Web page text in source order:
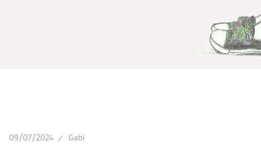
09/07/2024 Gabi